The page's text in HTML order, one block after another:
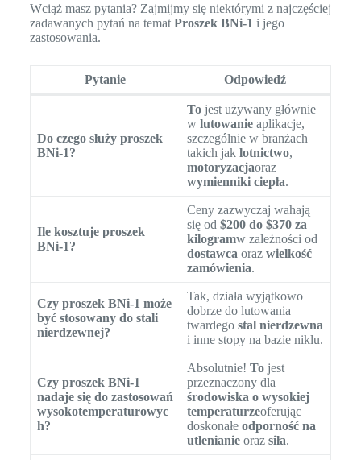
Wciąż masz pytania? Zajmijmy się niektórymi z najczęściej
zadawanych pytań na temat Proszek BNi-1 i jego
zastosowania.
Pytanie Odpowiedź
Do czego służy proszek
BNi-1?
Tojest używany głównie
w lutowanieaplikacje,
szczególnie w branżach
takich jak lotnictwo,
motoryzacjaoraz
wymienniki ciepła.
Ile kosztuje proszek
BNi-1?
Ceny zazwyczaj wahają
się od $200 do $370 za
kilogramw zależności od
dostawca oraz wielkość
zamówienia.
Czy proszek BNi-1 może
być stosowany do stali
nierdzewnej?
Tak, działa wyjątkowo
dobrze do lutowania
twardego stal nierdzewna
i inne stopy na bazie niklu.
Czy proszek BNi-1
nadaje się do zastosowań
wysokotemperaturowyc
h?
Absolutnie! Tojest
przeznaczony dla
środowiska o wysokiej
temperaturzeoferując
doskonałe odporność na
utlenianieoraz siła.